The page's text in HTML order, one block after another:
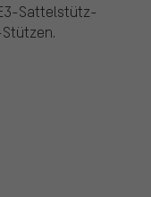
Sattelstütz-